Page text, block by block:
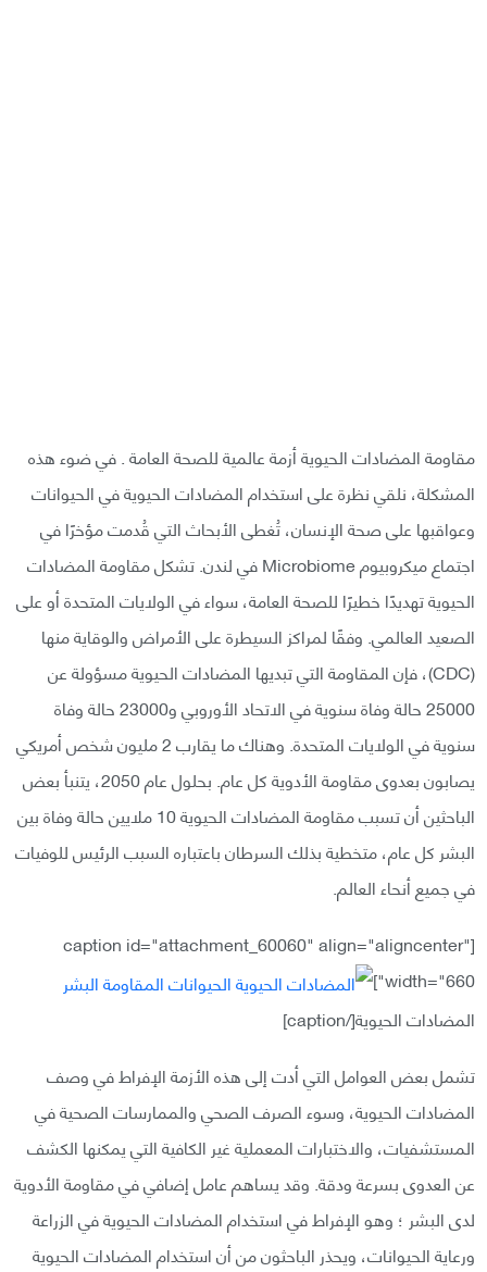
مقاومة المضادات الحيوية أزمة عالمية للصحة العامة . في ضوء هذه
المشكلة، نلقي نظرة على استخدام المضادات الحيوية في الحيوانات
وعواقبها على صحة الإنسان، تُغطى الأبحاث التي قُدمت مؤخرًا في
اجتماع ميكروبيوم Microbiome في لندن. تشكل مقاومة المضادات
الحيوية تهديدًا خطيرًا للصحة العامة، سواء في الولايات المتحدة أو على
الصعيد العالمي. وفقًا لمراكز السيطرة على الأمراض والوقاية منها
(CDC)، فإن المقاومة التي تبديها المضادات الحيوية مسؤولة عن
25000 حالة وفاة سنوية في الاتحاد الأوروبي و23000 حالة وفاة
سنوية في الولايات المتحدة. وهناك ما يقارب 2 مليون شخص أمريكي
يصابون بعدوى مقاومة الأدوية كل عام. بحلول عام 2050، يتنبأ بعض
الباحثين أن تسبب مقاومة المضادات الحيوية 10 ملايين حالة وفاة بين
البشر كل عام، متخطية بذلك السرطان باعتباره السبب الرئيس للوفيات
في جميع أنحاء العالم.
[caption id="attachment_60060" align="aligncenter"
width="660"]
المضادات الحيوية[/caption]
تشمل بعض العوامل التي أدت إلى هذه الأزمة الإفراط في وصف
المضادات الحيوية، وسوء الصرف الصحي والممارسات الصحية في
المستشفيات، والاختبارات المعملية غير الكافية التي يمكنها الكشف
عن العدوى بسرعة ودقة. وقد يساهم عامل إضافي في مقاومة الأدوية
لدى البشر ؛ وهو الإفراط في استخدام المضادات الحيوية في الزراعة
ورعاية الحيوانات، ويحذر الباحثون من أن استخدام المضادات الحيوية